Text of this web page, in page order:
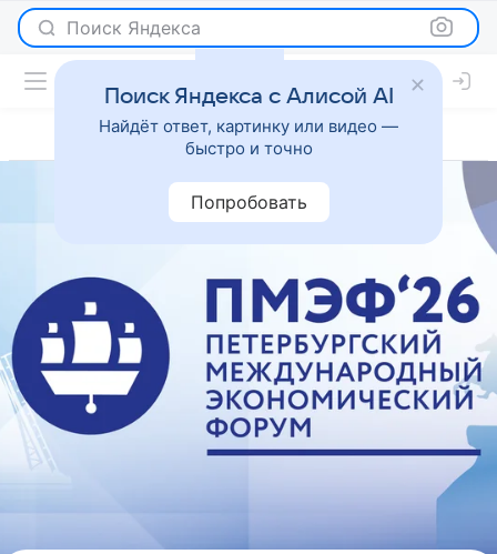
Поиск Яндекса
Поиск Яндекса с Алисой AI
Найдёт ответ, картинку или видео —
быстро и точно
Попробовать